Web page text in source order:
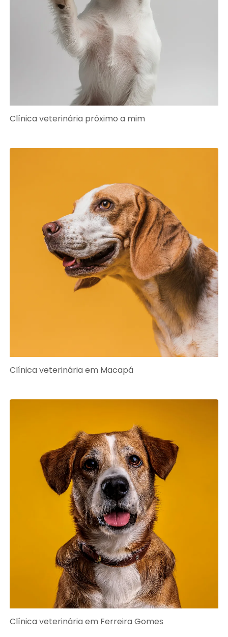
Clínica veterinária próximo a mim
Clínica veterinária em Macapá
Clínica veterinária em Ferreira Gomes